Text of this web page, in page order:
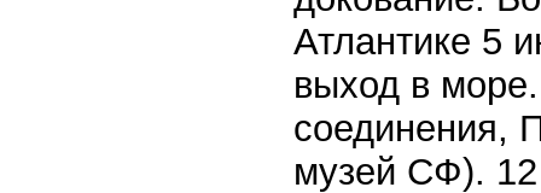
Атлантике 5
выход в
соединения,
музей СФ). 12